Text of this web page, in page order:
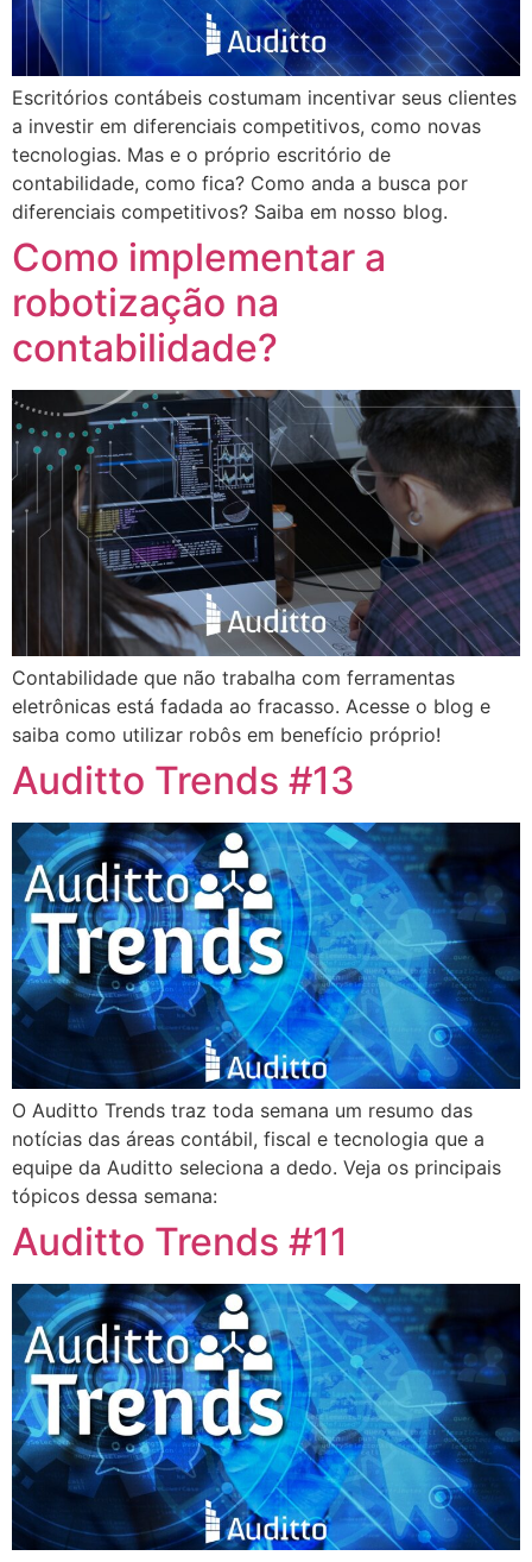
Escritórios contábeis costumam incentivar seus clientes
a investir em diferenciais competitivos, como novas
tecnologias. Mas e o próprio escritório de
contabilidade, como fica? Como anda a busca por
diferenciais competitivos? Saiba em nosso blog.
Como implementar a
robotização na
contabilidade?
Contabilidade que não trabalha com ferramentas
eletrônicas está fadada ao fracasso. Acesse o blog e
saiba como utilizar robôs em benefício próprio!
Auditto Trends #13
O Auditto Trends traz toda semana um resumo das
notícias das áreas contábil, fiscal e tecnologia que a
equipe da Auditto seleciona a dedo. Veja os principais
tópicos dessa semana:
Auditto Trends #11